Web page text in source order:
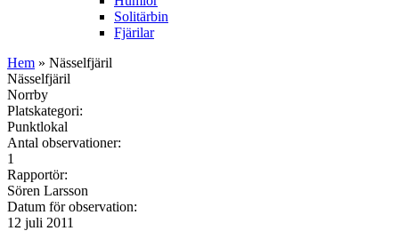
Solitärbin
Fjärilar
Hem » Nässelfjäril
Nässelfjäril
Norrby
Platskategori:
Punktlokal
Antal observationer:
1
Rapportör:
Sören Larsson
Datum för observation:
12 juli 2011